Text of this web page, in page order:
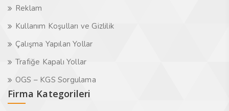
Reklam
Kullanım Koşulları ve Gizlilik
Çalışma Yapılan Yollar
Trafiğe Kapalı Yollar
OGS – KGS Sorgulama
Firma Kategorileri